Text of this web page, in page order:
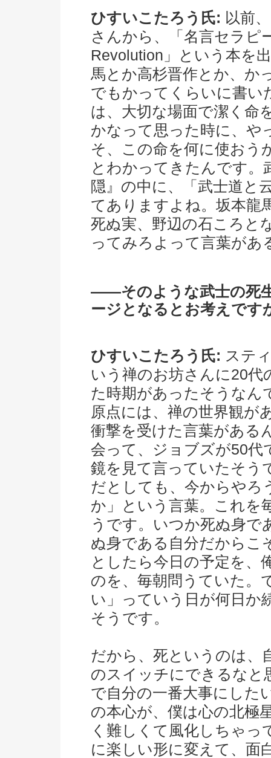
ひすいこたろう氏: 以前
さんから、「名言セラ
Revolution」という本を
馬とか高杉晋作とか、か
でもかってくらいに書い
は、大切な場面で潔く命
かなって思った時に、や
そ、この命を何に使おう
とわかってきたんです。
隠』の中に、「武士道と
てありますよね。坂本龍
死ぬ実、野辺の石ころと
ってみろよって言葉があ
――そのような武士の死
ージとなるとお考えです
ひすいこたろう氏: ステ
いう禅のお坊さんに20代
た時期があったそうなん
原点には、禅の世界観が
衝撃を受けた言葉がある
会って、ジョブズが50代
鏡を見て言っていたそう
だとしても、今からやろ
か」という言葉。これを
うです。いつか死ぬ身で
ぬ身である自分だからこ
としたら今日の予定を、
のを、毎朝問うていた。
い」っていう日が何日か
そうです。
だから、死というのは、
のスイッチにできるなと
で自分の一番大事にした
の本心が、僕は心の北極
く難しくて風化しちゃ
に楽しい形に変えて、面